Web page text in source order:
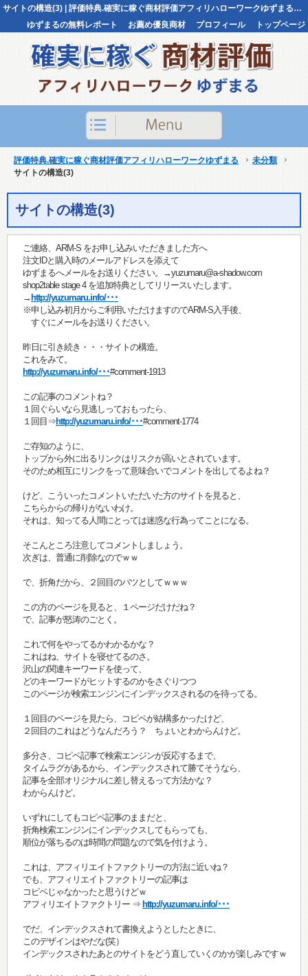
サイトの構造(3) | 評価特典.確実に稼ぐ商材評価アフィリハローワークゆずまる評価特典.確実に稼ぐ商材評価アフィリハローワークゆずまる
トップページ
プロフィール
お薦め優良商材
ゆずまるの無料レポート
評価特典.確実に稼ぐ商材評価アフィリハローワークゆずまる
未分類
サイトの構造(3)
サイトの構造(3)
ご連絡、ARM-S をお申し込みいただきました方へ
注文IDと購入時のメールアドレスを添えて
ゆずまるへメールをお送りください。→yuzumaru@a-shadow.com
shop2table stage 4 を追加特典としてリリースいたします。
→ http://yuzumaru.info/･･･
※申し込み初月からご利用いただけますのでARM-S入手後、
すぐにメールをお送りください。
昨日に引き続き・・・サイトの構造。
これをみて。
http://yuzumaru.info/･･･#comment-1913
この記事のコメントね？
１回ぐらいなら見逃しっておもったら、
１回目⇒http://yuzumaru.info/･･･#comment-1774
ご存知のように、
トップから外に出るリンクはリスクが高いとされています。
そのため相互にリンクをって意味合いでコメントを出してるよね？
けど、こういったコメントいただいた方のサイトを見ると、
こちらからの帰りがないわけ。
それは、知ってる人間にとっては迷惑な行為ってことになる。
そこんところ注意してコメントしましょう。
次ぎは、普通に削除なのでｗｗ
で、折角だから、２回目のバツとしてｗｗｗ
この方のページを見ると、１ページだけだね？
で、記事が怒涛のごとく。
これで何をやってるかわかるかな？
これはね、サイトを寝せてるのさ。
沢山の関連キーワードを使って、
どのキーワードがヒットするのかをさぐりつつ
このページが検索エンジンにインデックスされるのを待ってる。
１回目のページを見たら、コピペが結構多かったけど、
２回目のこれはどうなんだろう？ ちょいとわからんけど。
多分さ、コピペ記事で検索エンジンが反応するまで、
タイムラグがあるから、インデックスされて勝てそうなら、
記事を全部オリジナルに差し替えるって方法かな？
わからんけど。
いずれにしてもコピペ記事のままだと、
折角検索エンジンにインデックスしてもらっても、
順位が落ちるのは時間の問題なので気を付けよう。
これは、アフィリエイトファクトリーの方法に近いね？
でも、アフィリエイトファクトリーの記事は
コピペじゃなかったと思うけどｗ
アフィリエイトファクトリー ⇒ http://yuzumaru.info/･･･
でだ、インデックスされて書換えようとしたときに、
このデザインはやだな(笑）
インデックスされたあとのサイトをどう直していくのかが楽しみですｗ